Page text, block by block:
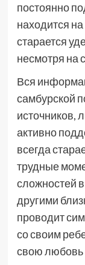
постоянно
находится
старается
несмотря на
Вся
самбурской
источников,
активно
всегда
трудные
сложностей
другими
проводит
со своим
свою любовь